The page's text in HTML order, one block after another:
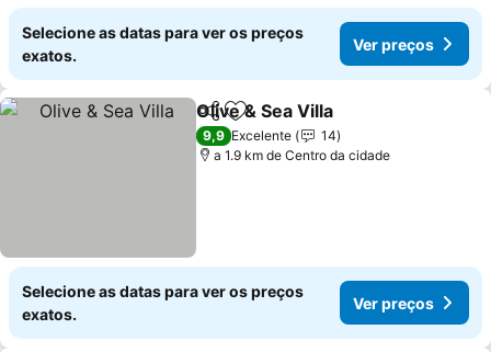
Selecione as datas para ver os preços
exatos.
Ver preços
PartilharAdicionar aos favoritos
Olive & Sea Villa
9,9 Excelente
14
a 1.9 km de Centro da cidade
Selecione as datas para ver os preços
exatos.
Ver preços